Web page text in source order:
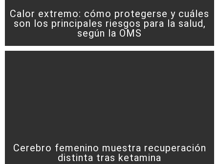
Calor extremo: cómo protegerse y cuáles
son los principales riesgos para la salud,
según la OMS
Cerebro femenino muestra recuperación
distinta tras ketamina